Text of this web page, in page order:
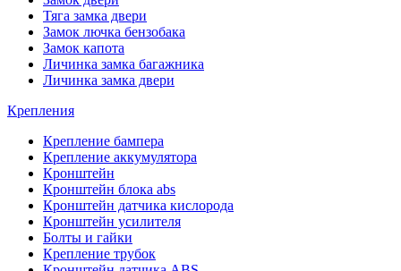
Тяга замка двери
Замок лючка бензобака
Замок капота
Личинка замка багажника
Личинка замка двери
Крепления
Крепление бампера
Крепление аккумулятора
Кронштейн
Кронштейн блока abs
Кронштейн датчика кислорода
Кронштейн усилителя
Болты и гайки
Крепление трубок